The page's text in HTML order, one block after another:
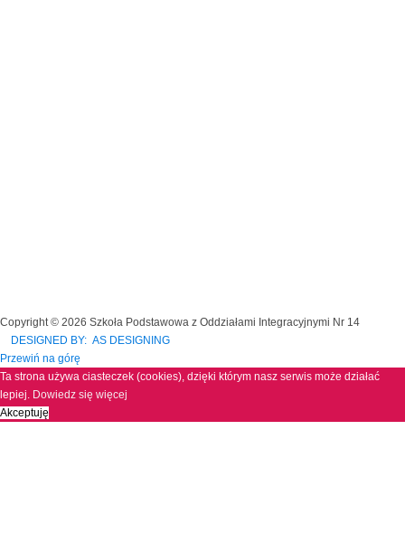
Copyright © 2026 Szkoła Podstawowa z Oddziałami Integracyjnymi Nr 14
DESIGNED BY: AS DESIGNING
Przewiń na górę
Ta strona używa ciasteczek (cookies), dzięki którym nasz serwis może działać
lepiej. Dowiedz się więcej
Akceptuję